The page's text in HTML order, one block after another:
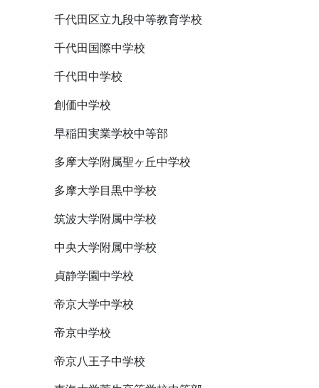
千代田区立九段中等教育学校
千代田国際中学校
千代田中学校
創価中学校
早稲田実業学校中等部
多摩大学附属聖ヶ丘中学校
多摩大学目黒中学校
筑波大学附属中学校
中央大学附属中学校
貞静学園中学校
帝京大学中学校
帝京中学校
帝京八王子中学校